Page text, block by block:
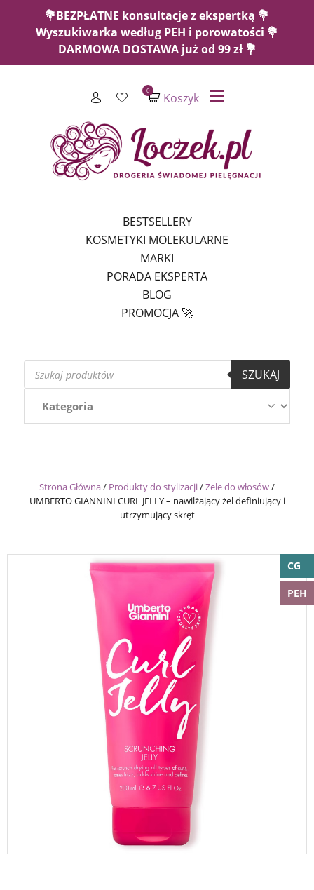
💐BEZPŁATNE konsultacje z ekspertką 💐
Wyszukiwarka według PEH i porowatości 💐
DARMOWA DOSTAWA już od 99 zł 💐
Koszyk
0
BESTSELLERY
KOSMETYKI MOLEKULARNE
MARKI
PORADA EKSPERTA
BLOG
PROMOCJA 🚀
Wyszukiwarka
produktów
SZUKAJ
Strona Główna/ Produkty do stylizacji/Żele do włosów/
UMBERTO GIANNINI CURL JELLY – nawilżający żel definiujący i
utrzymujący skręt
CG
PEH